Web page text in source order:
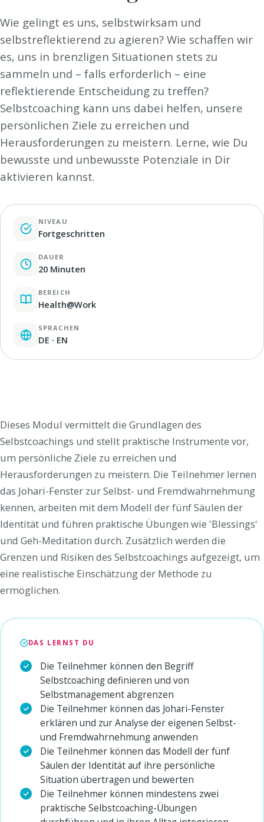
Wie gelingt es uns, selbstwirksam und
selbstreflektierend zu agieren? Wie schaffen wir
es, uns in brenzligen Situationen stets zu
sammeln und – falls erforderlich – eine
reflektierende Entscheidung zu treffen?
Selbstcoaching kann uns dabei helfen, unsere
persönlichen Ziele zu erreichen und
Herausforderungen zu meistern. Lerne, wie Du
bewusste und unbewusste Potenziale in Dir
aktivieren kannst.
NIVEAU
Fortgeschritten
DAUER
20 Minuten
BEREICH
Health@Work
SPRACHEN
DE · EN
Dieses Modul vermittelt die Grundlagen des
Selbstcoachings und stellt praktische Instrumente vor,
um persönliche Ziele zu erreichen und
Herausforderungen zu meistern. Die Teilnehmer lernen
das Johari-Fenster zur Selbst- und Fremdwahrnehmung
kennen, arbeiten mit dem Modell der fünf Säulen der
Identität und führen praktische Übungen wie 'Blessings'
und Geh-Meditation durch. Zusätzlich werden die
Grenzen und Risiken des Selbstcoachings aufgezeigt, um
eine realistische Einschätzung der Methode zu
ermöglichen.
DAS LERNST DU
Die Teilnehmer können den Begriff
Selbstcoaching definieren und von
Selbstmanagement abgrenzen
Die Teilnehmer können das Johari-Fenster
erklären und zur Analyse der eigenen Selbst-
und Fremdwahrnehmung anwenden
Die Teilnehmer können das Modell der fünf
Säulen der Identität auf ihre persönliche
Situation übertragen und bewerten
Die Teilnehmer können mindestens zwei
praktische Selbstcoaching-Übungen